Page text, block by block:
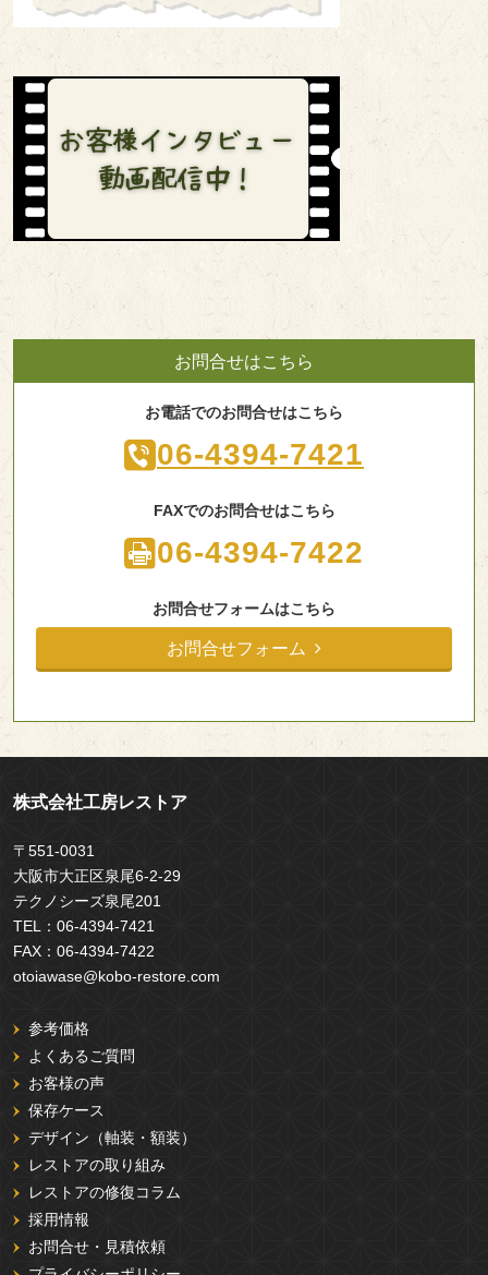
お問合せはこちら
お電話でのお問合せはこちら
06-4394-7421
FAXでのお問合せはこちら
06-4394-7422
お問合せフォームはこちら
お問合せフォーム
株式会社工房レストア
〒551-0031
大阪市大正区泉尾6-2-29
テクノシーズ泉尾201
TEL： 06-4394-7421
FAX： 06-4394-7422
otoiawase@kobo-restore.com
参考価格
よくあるご質問
お客様の声
保存ケース
デザイン（軸装・額装）
レストアの取り組み
レストアの修復コラム
採用情報
お問合せ・見積依頼